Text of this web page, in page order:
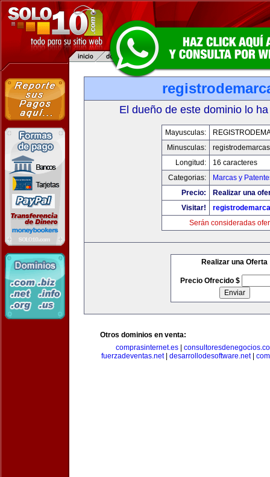
El dueño de este dominio lo
Mayusculas:
Minusculas:
Longitud:
16 caracteres
Categorias:
Marcas y
Precio:
Realizar una
Visitar!
Serán consideradas
Realizar una Oferta
Precio Ofrecido $
Otros dominios en venta:
comprasinternet.es|
fuerzadeventas.net| desarrollodesoftware.net|